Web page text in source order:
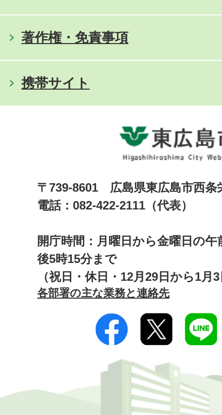
著作権・免責事項
携帯サイト
〒739-8601 広島県東広島市西
電話：082-422-2111（代表）
開庁時間：月曜日から金曜日の午
後5時15分まで
（祝日・休日・12月29日から1月
各部署の主な業務と連絡先